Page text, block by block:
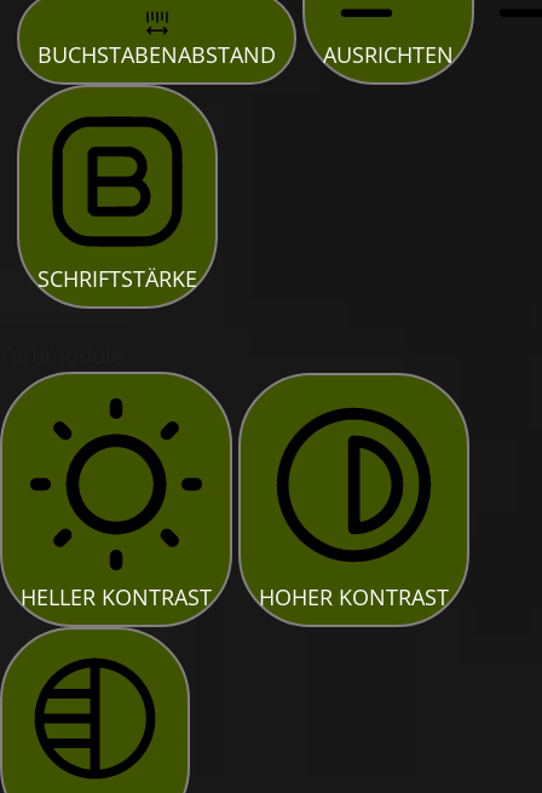
BUCHSTABENABSTAND AUSRICHTEN
SCHRIFTSTÄRKE
HELLER KONTRAST HOHER KONTRAST